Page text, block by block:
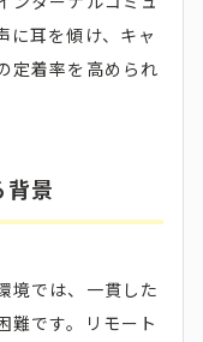
に耳を傾け、キャ
定着率を高められ
景
境では、一貫した
難です。リモート